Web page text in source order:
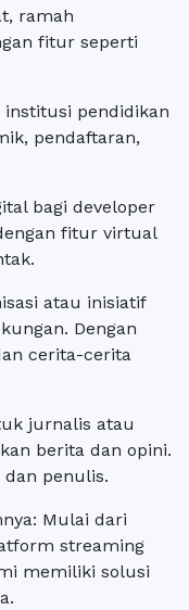
ramah
fitur seperti
institusi pendidikan
pendaftaran,
bagi developer
fitur virtual
atau inisiatif
Dengan
cerita-cerita
jurnalis atau
berita dan opini.
penulis.
: Mulai dari
streaming
memiliki solusi